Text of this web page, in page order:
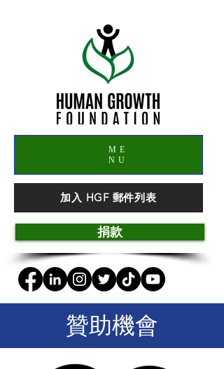
ME
NU
加入 HGF 郵件列表
捐款
贊助機會